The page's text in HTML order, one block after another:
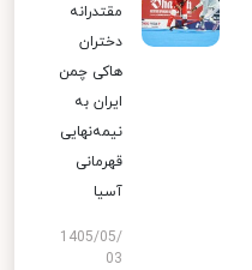
مقتدرانه
دختران
هاکی چمن
ایران به
نیمه‌نهایی
قهرمانی
آسیا
1405/05/
03